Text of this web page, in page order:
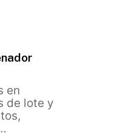
en
de lote y